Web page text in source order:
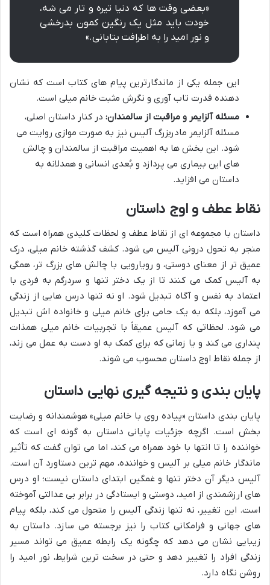
«بعضی وقت ها که دنیا تیره و تار می شه،
خودت باید مثل یک رنگین کمون بدرخشی
و نور امید را به اطرافت بتابانی.»
این جمله یکی از ماندگارترین پیام های کتاب است که نشان
دهنده قدرت تاب آوری و نگرش مثبت خانم میلی است.
مسئله آلزایمر و مراقبت از سالمندان: در کنار داستان اصلی،
مسئله آلزایمر مادربزرگ آلیس نیز به صورت موازی روایت می
شود. این بخش ها به اهمیت مراقبت از سالمندان و چالش
های این بیماری می پردازد و بُعدی انسانی و همدلانه به
داستان می افزاید.
نقاط عطف و اوج داستان
داستان با مجموعه ای از نقاط عطف و لحظات کلیدی همراه است که
منجر به تحول درونی آلیس می شود. کشف گذشته خانم میلی، درک
عمیق تر از معنای دوستی، و رویارویی با چالش های بزرگ تر، همگی
به آلیس کمک می کنند تا از یک دختر تنها و سردرگم به فردی با
اعتماد به نفس و آگاه تبدیل شود. او نه تنها درس هایی از زندگی
می آموزد، بلکه به یک حامی برای خانم میلی و خانواده اش تبدیل
می شود. لحظاتی که آلیس عمیقاً با تجربیات خانم میلی همذات
پنداری می کند و یا زمانی که برای کمک به او دست به عمل می زند،
از جمله نقاط اوج داستان محسوب می شوند.
پایان بندی و نتیجه گیری نهایی داستان
پایان بندی داستان «پیاده روی با خانم میلی» هوشمندانه و رضایت
بخش است. اگرچه جزئیات پایانی داستان به گونه ای است که
خواننده را تا انتها با خود همراه می کند، اما می توان گفت که تأثیر
ماندگار خانم میلی بر آلیس و خواننده، مهم ترین دستاورد آن است.
آلیس دیگر آن دختر تنها و غمگین ابتدای داستان نیست؛ او درس
های ارزشمندی از امید، دوستی و ایستادگی در برابر بی عدالتی آموخته
است. این تغییر، نه تنها زندگی آلیس را متحول می کند، بلکه پیام
های جهانی و فرامکانی کتاب را نیز برجسته می سازد. داستان به
زیبایی نشان می دهد که چگونه یک رابطه عمیق می تواند مسیر
زندگی افراد را تغییر دهد و حتی در سخت ترین شرایط، نور امید را
روشن نگاه دارد.